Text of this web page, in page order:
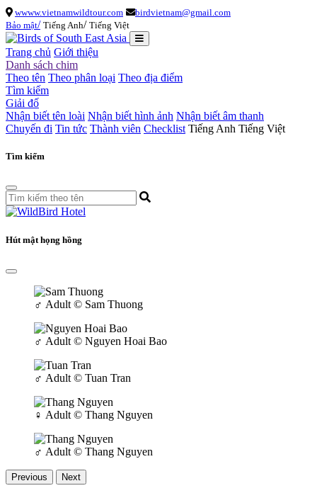
wwww.vietnamwildtour.com
birdvietnam@gmail.com
Bảo mật/ Tiếng Anh/ Tiếng Việt
Trang chủ Giới thiệu
Danh sách chim
Theo tên Theo phân loại Theo địa điểm
Tìm kiếm
Giải đố
Nhận biết tên loài Nhận biết hình ảnh Nhận biết âm thanh
Chuyến đi Tin tức Thành viên Checklist Tiếng Anh Tiếng Việt
Tìm kiếm
Hút mật họng hồng
♂ Adult © Sam Thuong
♂ Adult © Nguyen Hoai Bao
♂ Adult © Tuan Tran
♀ Adult © Thang Nguyen
♂ Adult © Thang Nguyen
Previous Next